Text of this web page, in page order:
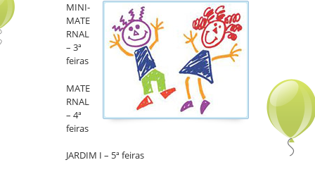
MINI-
MATE
RNAL
– 3ª
feiras
MATE
RNAL
– 4ª
feiras
JARDIM I – 5ª feiras